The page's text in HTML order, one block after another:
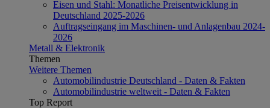
Eisen und Stahl: Monatliche Preisentwicklung in
Deutschland 2025-2026
Auftragseingang im Maschinen- und Anlagenbau 2024-
2026
Metall & Elektronik
Themen
Weitere Themen
Automobilindustrie Deutschland - Daten & Fakten
Automobilindustrie weltweit - Daten & Fakten
Top Report